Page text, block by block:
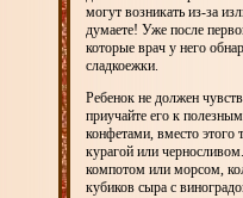
могут возникать из-за
думаете! Уже после
которые врач у него
сладкоежки.
Ребенок не должен
приучайте его к
конфетами, вместо этого
курагой или
компотом или морсом,
кубиков сыра с